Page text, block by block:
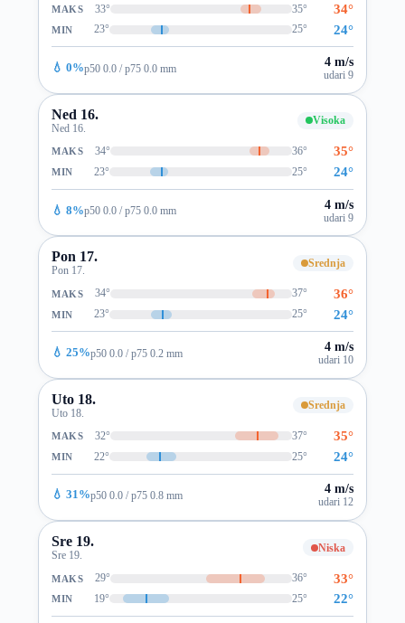
MAKS 33° 35° 34°
MIN 23° 25° 24°
💧 0%p50 0.0 / p75 0.0 mm 4 m/s
udari 9
Ned 16.
Ned 16.
Visoka
MAKS 34° 36° 35°
MIN 23° 25° 24°
💧 8%p50 0.0 / p75 0.0 mm 4 m/s
udari 9
Pon 17.
Pon 17.
Srednja
MAKS 34° 37° 36°
MIN 23° 25° 24°
💧 25%p50 0.0 / p75 0.2 mm 4 m/s
udari 10
Uto 18.
Uto 18.
Srednja
MAKS 32° 37° 35°
MIN 22° 25° 24°
💧 31%p50 0.0 / p75 0.8 mm 4 m/s
udari 12
Sre 19.
Sre 19.
Niska
MAKS 29° 36° 33°
MIN 19° 25° 22°